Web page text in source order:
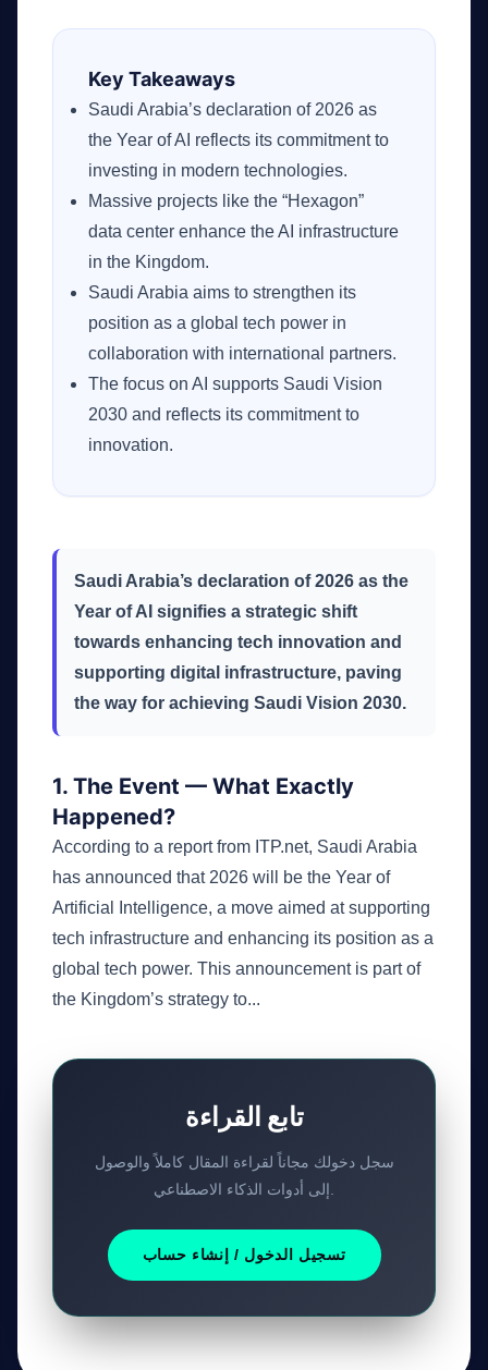
Key Takeaways
Saudi Arabia’s declaration of 2026 as
the Year of AI reflects its commitment to
investing in modern technologies.
Massive projects like the “Hexagon”
data center enhance the AI infrastructure
in the Kingdom.
Saudi Arabia aims to strengthen its
position as a global tech power in
collaboration with international partners.
The focus on AI supports Saudi Vision
2030 and reflects its commitment to
innovation.
Saudi Arabia’s declaration of 2026 as the
Year of AI signifies a strategic shift
towards enhancing tech innovation and
supporting digital infrastructure, paving
the way for achieving Saudi Vision 2030.
1. The Event — What Exactly
Happened?
According to a report from ITP.net, Saudi Arabia
has announced that 2026 will be the Year of
Artificial Intelligence, a move aimed at supporting
tech infrastructure and enhancing its position as a
global tech power. This announcement is part of
the Kingdom’s strategy to...
تابع القراءة
سجل دخولك مجاناً لقراءة المقال كاملاً والوصول
تسجيل الدخول / إنشاء حساب